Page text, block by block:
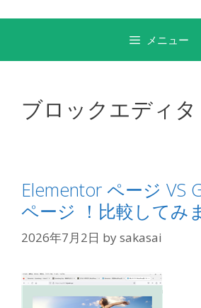
メニュー
ブロックエディタ
Elementor ページ VS
ページ ！比較してみ
2026年7月2日 bysakasai